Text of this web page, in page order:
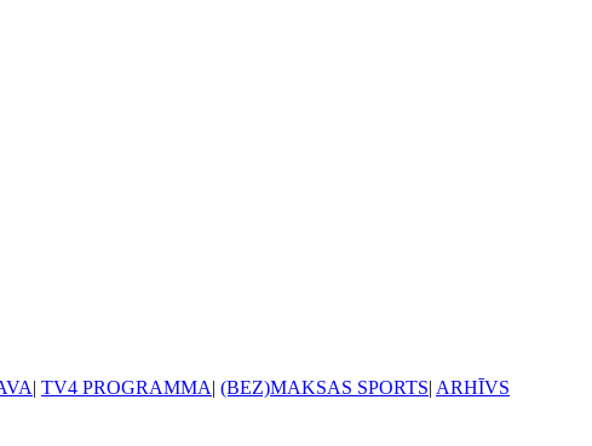
| TV4 PROGRAMMA| (BEZ)MAKSAS SPORTS| ARHĪVS